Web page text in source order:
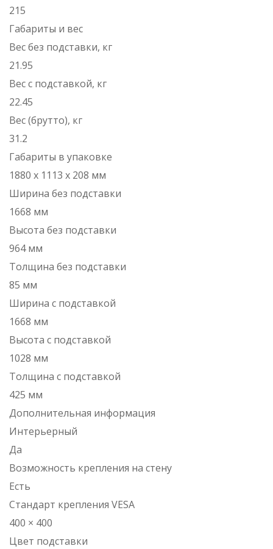
215
Габариты и вес
Вес без подставки, кг
21.95
Вес с подставкой, кг
22.45
Вес (брутто), кг
31.2
Габариты в упаковке
1880 х 1113 х 208 мм
Ширина без подставки
1668 мм
Высота без подставки
964 мм
Толщина без подставки
85 мм
Ширина с подставкой
1668 мм
Высота с подставкой
1028 мм
Толщина с подставкой
425 мм
Дополнительная информация
Интерьерный
Да
Возможность крепления на стену
Есть
Стандарт крепления VESA
400 × 400
Цвет подставки